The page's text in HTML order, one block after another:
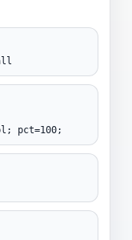
pct=100;